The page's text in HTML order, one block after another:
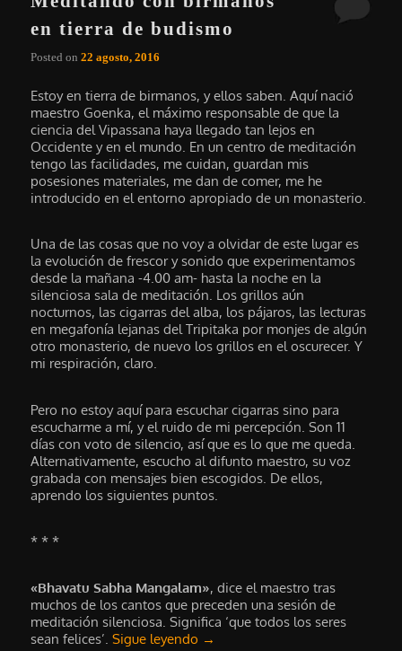
en tierra de budismo
Posted on22 agosto, 2016
Estoy en tierra de birmanos, y ellos saben. Aquí nació
maestro Goenka, el máximo responsable de que la
ciencia del Vipassana haya llegado tan lejos en
Occidente y en el mundo. En un centro de meditación
tengo las facilidades, me cuidan, guardan mis
posesiones materiales, me dan de comer, me he
introducido en el entorno apropiado de un monasterio.
Una de las cosas que no voy a olvidar de este lugar es
la evolución de frescor y sonido que experimentamos
desde la mañana -4.00 am- hasta la noche en la
silenciosa sala de meditación. Los grillos aún
nocturnos, las cigarras del alba, los pájaros, las lecturas
en megafonía lejanas del Tripitaka por monjes de algún
otro monasterio, de nuevo los grillos en el oscurecer. Y
mi respiración, claro.
Pero no estoy aquí para escuchar cigarras sino para
escucharme a mí, y el ruido de mi percepción. Son 11
días con voto de silencio, así que es lo que me queda.
Alternativamente, escucho al difunto maestro, su voz
grabada con mensajes bien escogidos. De ellos,
aprendo los siguientes puntos.
* * *
«Bhavatu Sabha Mangalam», dice el maestro tras
muchos de los cantos que preceden una sesión de
meditación silenciosa. Significa ‘que todos los seres
sean felices’.Sigue leyendo →